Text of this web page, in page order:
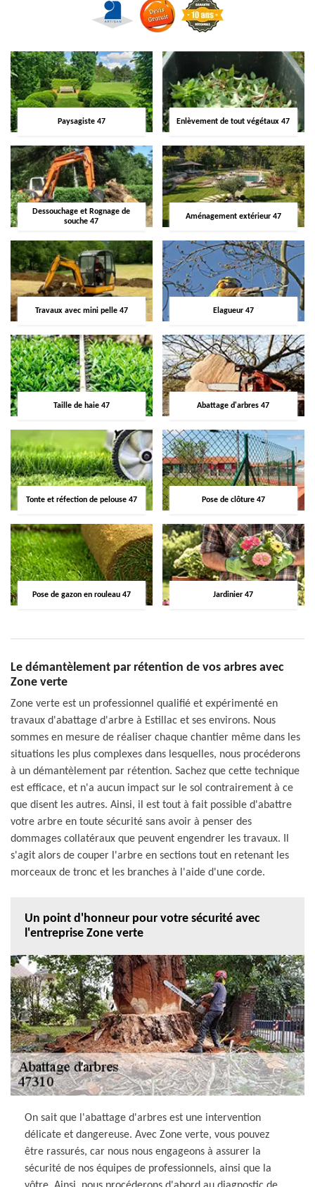
Paysagiste 47 Enlèvement de tout végétaux 47
Dessouchage et Rognage de
souche 47
Aménagement extérieur 47
Travaux avec mini pelle 47 Elagueur 47
Taille de haie 47 Abattage d'arbres 47
Tonte et réfection de pelouse 47 Pose de clôture 47
Pose de gazon en rouleau 47 Jardinier 47
Le démantèlement par rétention de vos arbres avec
Zone verte
Zone verte est un professionnel qualifié et expérimenté en
travaux d'abattage d'arbre à Estillac et ses environs. Nous
sommes en mesure de réaliser chaque chantier même dans les
situations les plus complexes dans lesquelles, nous procéderons
à un démantèlement par rétention. Sachez que cette technique
est efficace, et n'a aucun impact sur le sol contrairement à ce
que disent les autres. Ainsi, il est tout à fait possible d'abattre
votre arbre en toute sécurité sans avoir à penser des
dommages collatéraux que peuvent engendrer les travaux. Il
s'agit alors de couper l'arbre en sections tout en retenant les
morceaux de tronc et les branches à l'aide d'une corde.
Un point d'honneur pour votre sécurité avec
l'entreprise Zone verte
On sait que l'abattage d'arbres est une intervention
délicate et dangereuse. Avec Zone verte, vous pouvez
être rassurés, car nous nous engageons à assurer la
sécurité de nos équipes de professionnels, ainsi que la